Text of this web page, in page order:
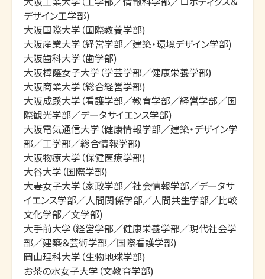
デザイン工学部)
大阪国際大学（国際教養学部)
大阪産業大学（経営学部／建築・環境デザイン学部)
大阪歯科大学（歯学部)
大阪樟蔭女子大学（学芸学部／健康栄養学部)
大阪商業大学（総合経営学部)
大阪成蹊大学（看護学部／教育学部／経営学部／国
際観光学部／データサイエンス学部)
大阪電気通信大学（健康情報学部／建築・デザイン学
部／工学部／総合情報学部)
大阪物療大学（保健医療学部)
大谷大学（国際学部)
大妻女子大学（家政学部／社会情報学部／データサ
イエンス学部／人間関係学部／人間共生学部／比較
文化学部／文学部)
大手前大学（経営学部／健康栄養学部／現代社会学
部／建築＆芸術学部／国際看護学部)
岡山理科大学（生物地球学部)
お茶の水女子大学（文教育学部)